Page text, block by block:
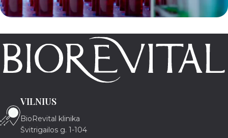
Kraujo tyrimai
Skaityti plačiau
VILNIUS
BioRevital klinika
Švitrigailos g. 1-104